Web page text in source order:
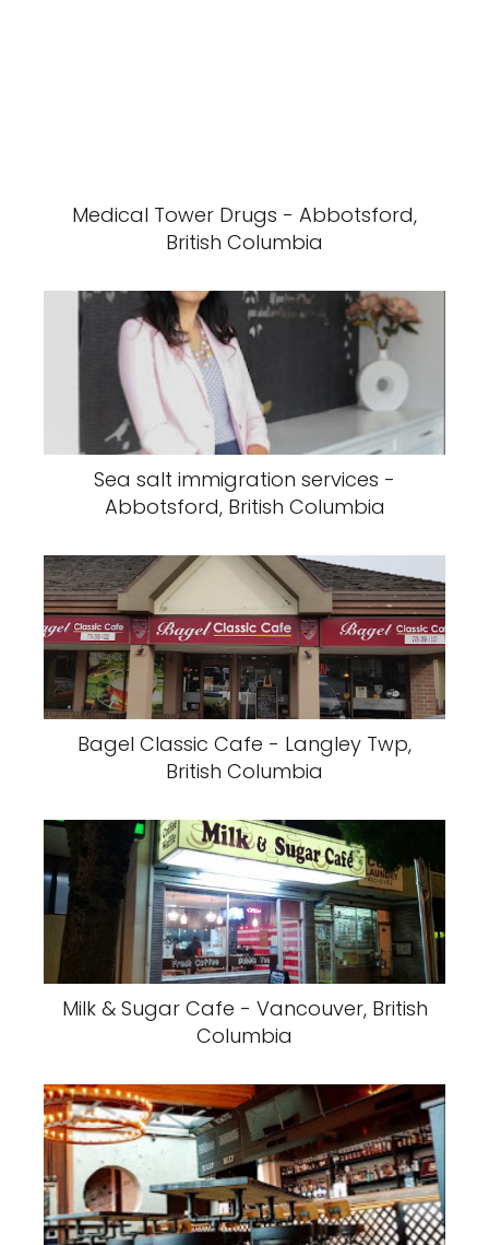
Medical Tower Drugs - Abbotsford,
British Columbia
Sea salt immigration services -
Abbotsford, British Columbia
Bagel Classic Cafe - Langley Twp,
British Columbia
Milk & Sugar Cafe - Vancouver, British
Columbia